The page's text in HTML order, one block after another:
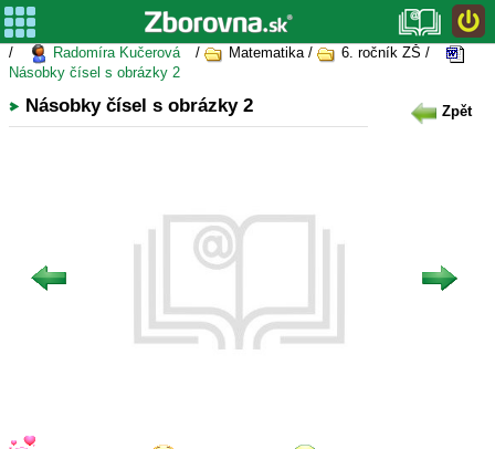
/ Radomíra Kučerová / Matematika /
6. ročník ZŠ /
Násobky čísel s obrázky 2
Násobky čísel s obrázky 2 Zpět